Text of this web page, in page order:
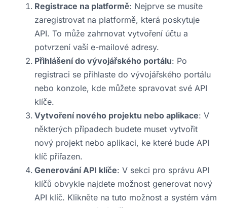
Registrace na platformě: Nejprve se musíte
zaregistrovat na platformě, která poskytuje
API. To může zahrnovat vytvoření účtu a
potvrzení vaší e-mailové adresy.
Přihlášení do vývojářského portálu: Po
registraci se přihlaste do vývojářského portálu
nebo konzole, kde můžete spravovat své API
klíče.
Vytvoření nového projektu nebo aplikace: V
některých případech budete muset vytvořit
nový projekt nebo aplikaci, ke které bude API
klíč přiřazen.
Generování API klíče: V sekci pro správu API
klíčů obvykle najdete možnost generovat nový
API klíč. Klikněte na tuto možnost a systém vám